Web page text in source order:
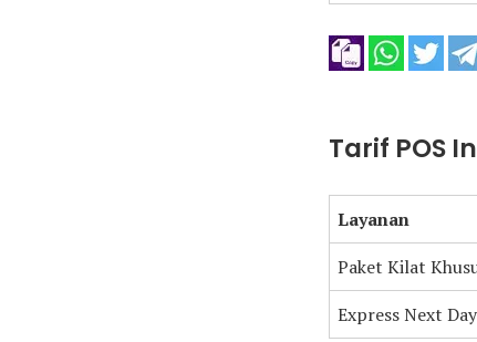
Tarif POS
Layanan
Paket Kilat
Express Next